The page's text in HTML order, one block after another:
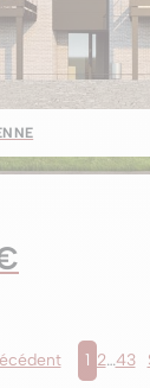
1 2…43